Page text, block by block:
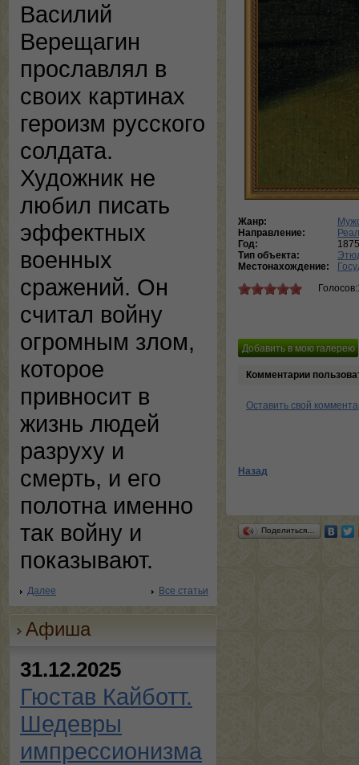
Василий
Верещагин
прославлял в
своих картинах
героизм русского
солдата.
Художник не
любил писать
эффектных
военных
сражений. Он
считал войну
огромным злом,
которое
привносит в
жизнь людей
разруху и
смерть, и его
полотна именно
так войну и
показывают.
Далее Все статьи
Афиша
31.12.2025
Гюстав Кайботт.
Шедевры
импрессионизма
Жанр:
Направление:
Год:
1875
Тип объекта:
Местонахождение:
Комментарии
Оставить свой
Назад
Поделиться…